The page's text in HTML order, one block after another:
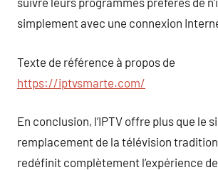
simplement avec une connexion
Texte de référence à propos de
https://iptvsmarte.com/
En conclusion, l’IPTV offre plus que le
remplacement de la télévision
redéfinit complètement l’expérience